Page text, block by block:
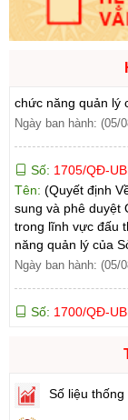
Số:
1701/QĐ-
Tên:(Quyết định
vực thành lập và
Ngày ban hành: (05/
Số:1705/QĐ-
Tên:(Quyết định
sung và phê duyệt
trong lĩnh vực đấu
năng quản lý của
Ngày ban hành: (05/
Số:1700/QĐ-
Tên:(Quyết định
hoạt động của
Ngày ban hành: (05/
Số liệu thống